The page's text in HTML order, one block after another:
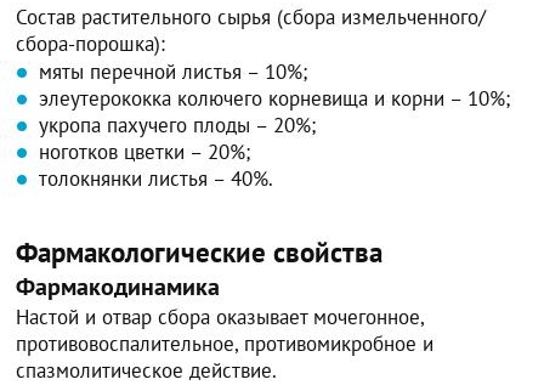
Состав растительного сырья (сбора измельченного/
сбора-порошка):
мяты перечной листья – 10%;
элеутерококка колючего корневища и корни – 10%;
укропа пахучего плоды – 20%;
ноготков цветки – 20%;
толокнянки листья – 40%.
Фармакологические свойства
Фармакодинамика
Настой и отвар сбора оказывает мочегонное,
противовоспалительное, противомикробное и
спазмолитическое действие.